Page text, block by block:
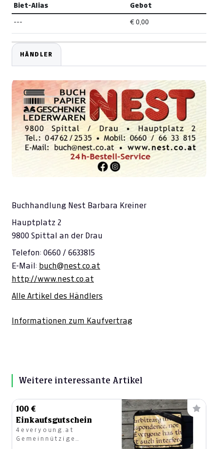
Biet-Alias Gebot
--- € 0,00
HÄNDLER
Buchhandlung Nest Barbara Kreiner
Hauptplatz 2
9800 Spittal an der Drau
Telefon: 0660 / 6633815
E-Mail: buch@nest.co.at
http://www.nest.co.at
Alle Artikel des Händlers
Informationen zum Kaufvertrag
Weitere interessante Artikel
100 €
Einkaufsgutschein
4everyoung.at
Gemeinnützige